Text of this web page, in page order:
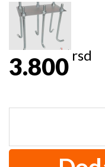
3.800rsd